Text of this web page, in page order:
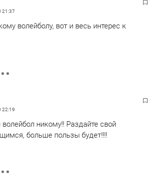
21:37
волейболу, вот и весь интерес к
22:19
никому!! Раздайте свой
больше пользы будет!!!!